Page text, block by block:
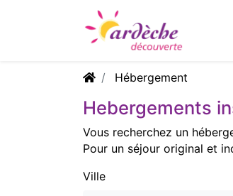
Hébergement
Hebergements
Vous recherchez un
Pour un séjour original et
Ville